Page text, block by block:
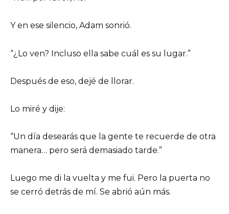
Y en ese silencio, Adam sonrió.
“¿Lo ven? Incluso ella sabe cuál es su lugar.”
Después de eso, dejé de llorar.
Lo miré y dije:
“Un día desearás que la gente te recuerde de otra
manera… pero será demasiado tarde.”
Luego me di la vuelta y me fui. Pero la puerta no
se cerró detrás de mí. Se abrió aún más.